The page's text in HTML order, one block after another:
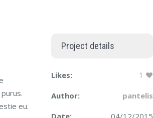
eu.
Project details
Likes: 1
Author: pantelis
Date: 04/12/2015